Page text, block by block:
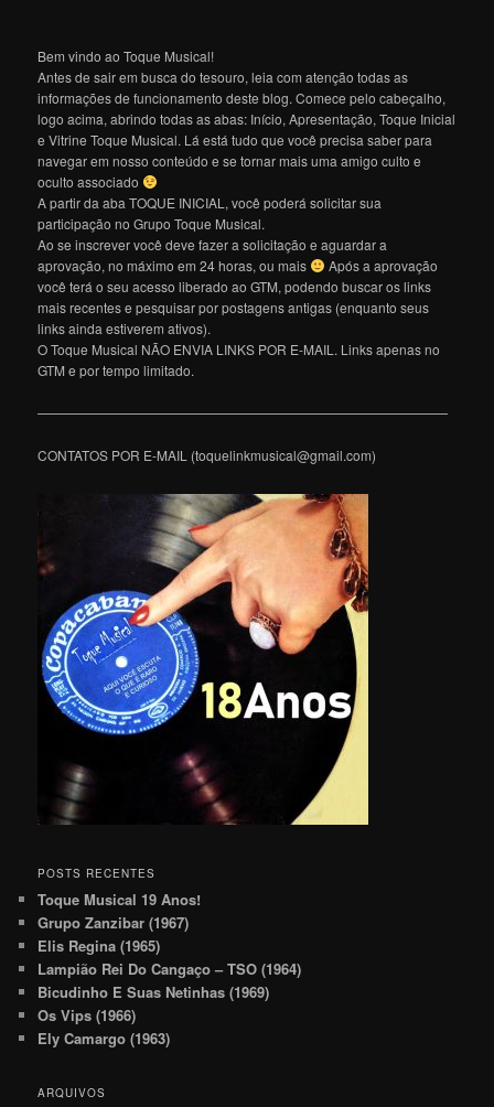
Bem vindo ao Toque Musical!
Antes de sair em busca do tesouro, leia com atenção todas as
informações de funcionamento deste blog. Comece pelo cabeçalho,
logo acima, abrindo todas as abas: Início, Apresentação, Toque Inicial
e Vitrine Toque Musical. Lá está tudo que você precisa saber para
navegar em nosso conteúdo e se tornar mais uma amigo culto e
oculto associado
A partir da aba TOQUE INICIAL, você poderá solicitar sua
participação no Grupo Toque Musical.
Ao se inscrever você deve fazer a solicitação e aguardar a
aprovação, no máximo em 24 horas, ou mais
Após a aprovação
você terá o seu acesso liberado ao GTM, podendo buscar os links
mais recentes e pesquisar por postagens antigas (enquanto seus
links ainda estiverem ativos).
O Toque Musical NÃO ENVIA LINKS POR E-MAIL. Links apenas no
GTM e por tempo limitado.
———————————————————————————————
CONTATOS POR E-MAIL (toquelinkmusical@gmail.com)
POSTS RECENTES
Toque Musical 19 Anos!
Grupo Zanzibar (1967)
Elis Regina (1965)
Lampião Rei Do Cangaço – TSO (1964)
Bicudinho E Suas Netinhas (1969)
Os Vips (1966)
Ely Camargo (1963)
ARQUIVOS